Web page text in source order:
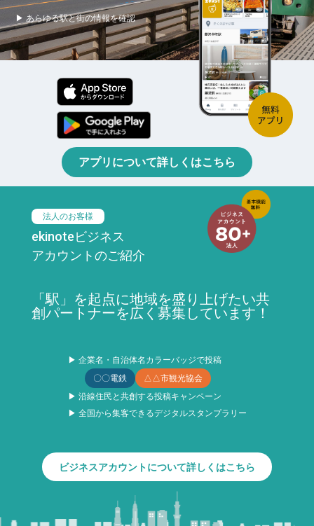
▶ あらゆる駅と街の情報を確認
アプリについて詳しくはこちら
法人のお客様
ekinoteビジネス
アカウントのご紹介
「駅」を起点に地域を盛り上げたい共
創パートナーを広く募集しています！
▶ 企業名・自治体名カラーバッジで投稿
〇〇電鉄
△△市観光協会
▶ 沿線住民と共創する投稿キャンペーン
▶ 全国から集客できるデジタルスタンプラリー
ビジネスアカウントについて詳しくはこちら